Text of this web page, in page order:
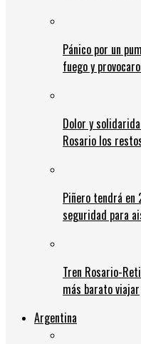
Pánico por un
fuego y
Dolor y
Rosario los
Piñero tendrá en
seguridad para
Tren Rosario-
más barato viajar
Argentina